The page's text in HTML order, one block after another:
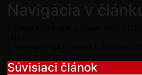
Navigácia v článku
Súvisiaci článok